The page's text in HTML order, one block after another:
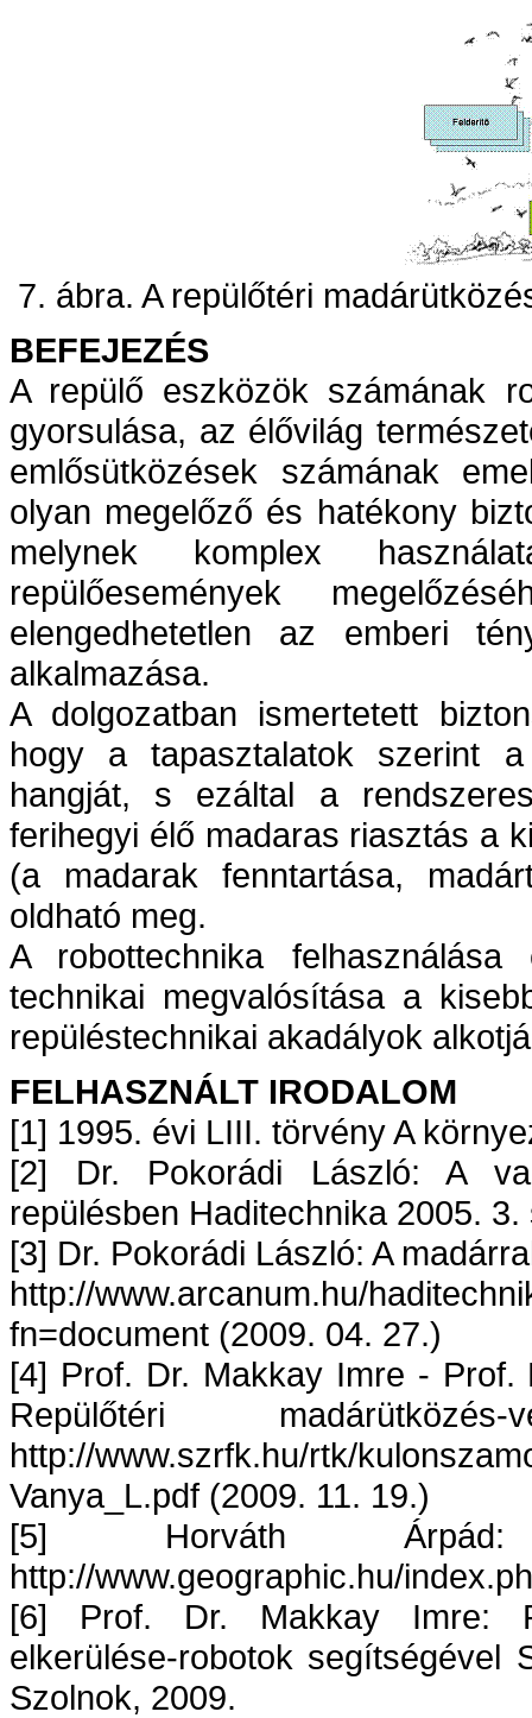
7. ábra. A repülőtéri
BEFEJEZÉS
A repülő eszközök számának
gyorsulása, az élővilág
emlősütközések számának
olyan megelőző és hatékony
melynek komplex
repülőesemények
elengedhetetlen az emberi
alkalmazása.
A dolgozatban ismertetett
hogy a tapasztalatok szerint
hangját, s ezáltal a
ferihegyi élő madaras riasztás a
(a madarak fenntartása,
oldható meg.
A robottechnika felhasználása
technikai megvalósítása a
repüléstechnikai akadályok
FELHASZNÁLT IRODALOM
[1] 1995. évi LIII. törvény A
[2] Dr. Pokorádi László: A
repülésben Haditechnika 2005.
[3] Dr. Pokorádi László: A
http://www.arcanum.hu/
fn=document (2009. 04. 27.)
[4] Prof. Dr. Makkay Imre -
Repülőtéri
http://www.szrfk.hu/rtk/
Vanya_L.pdf (2009. 11. 19.)
[5] Horváth
http://www.geographic.hu/
[6] Prof. Dr. Makkay Imre:
elkerülése-robotok segítségével
Szolnok, 2009.